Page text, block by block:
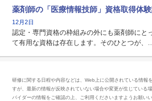
る薬剤師です。現在、感染防止対策加算の施
基準に専任の薬剤師配置が挙げられており、
後は感染症領域で薬剤師に、より多くの役割が
求められる可能性もあります。
薬剤師の「医療情報技師」資格取得体
12月2日
認定・専門資格の枠組みの外にも薬剤師にと
て有用な資格は存在します。そのひとつが、
とは、病院薬剤師を中心に大きな武器になり
す。
研修に関する日程や内容などは、Web上に公開されている情報
すが、最新の情報が反映されていない場合や変更が生じている
バイダーの情報をご確認の上、ご利用くださいますようお願いい